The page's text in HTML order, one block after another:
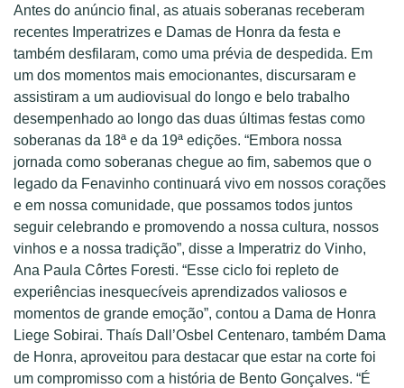
Antes do anúncio final, as atuais soberanas receberam
recentes Imperatrizes e Damas de Honra da festa e
também desfilaram, como uma prévia de despedida. Em
um dos momentos mais emocionantes, discursaram e
assistiram a um audiovisual do longo e belo trabalho
desempenhado ao longo das duas últimas festas como
soberanas da 18ª e da 19ª edições. “Embora nossa
jornada como soberanas chegue ao fim, sabemos que o
legado da Fenavinho continuará vivo em nossos corações
e em nossa comunidade, que possamos todos juntos
seguir celebrando e promovendo a nossa cultura, nossos
vinhos e a nossa tradição”, disse a Imperatriz do Vinho,
Ana Paula Côrtes Foresti. “Esse ciclo foi repleto de
experiências inesquecíveis aprendizados valiosos e
momentos de grande emoção”, contou a Dama de Honra
Liege Sobirai. Thaís Dall’Osbel Centenaro, também Dama
de Honra, aproveitou para destacar que estar na corte foi
um compromisso com a história de Bento Gonçalves. “É